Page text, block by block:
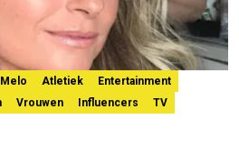
Atletiek
Entertainment
Vrouwen Influencers TV